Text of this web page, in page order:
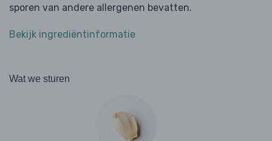
sporen van andere allergenen bevatten.
Bekijk ingrediëntinformatie
Wat we sturen